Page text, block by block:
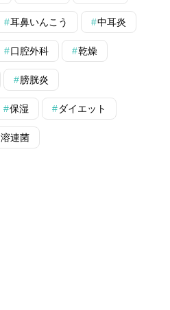
耳鼻いんこう 中耳炎
口腔外科 乾燥
膀胱炎
保湿 ダイエット
溶連菌